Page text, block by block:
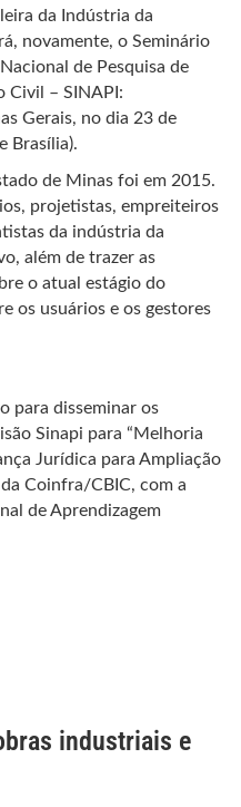
da Indústria da
novamente, o Seminário
de Pesquisa de
Civil – SINAPI:
Gerais, no dia 23 de
Brasília).
de Minas foi em 2015.
projetistas, empreiteiros
da indústria da
além de trazer as
o atual estágio do
os usuários e os gestores
para disseminar os
Sinapi para “Melhoria
Jurídica para Ampliação
Coinfra/CBIC, com a
de Aprendizagem
industriais e